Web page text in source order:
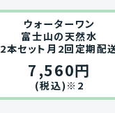
ウォーターワン
富士山の天然水
2本セット月2回定期配
7,560円
(税込)※2